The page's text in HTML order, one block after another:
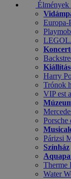
Élmények
Europa-
Harry
Trónok
VIP est
Porsche
Párizsi
Színház
Therme
Water